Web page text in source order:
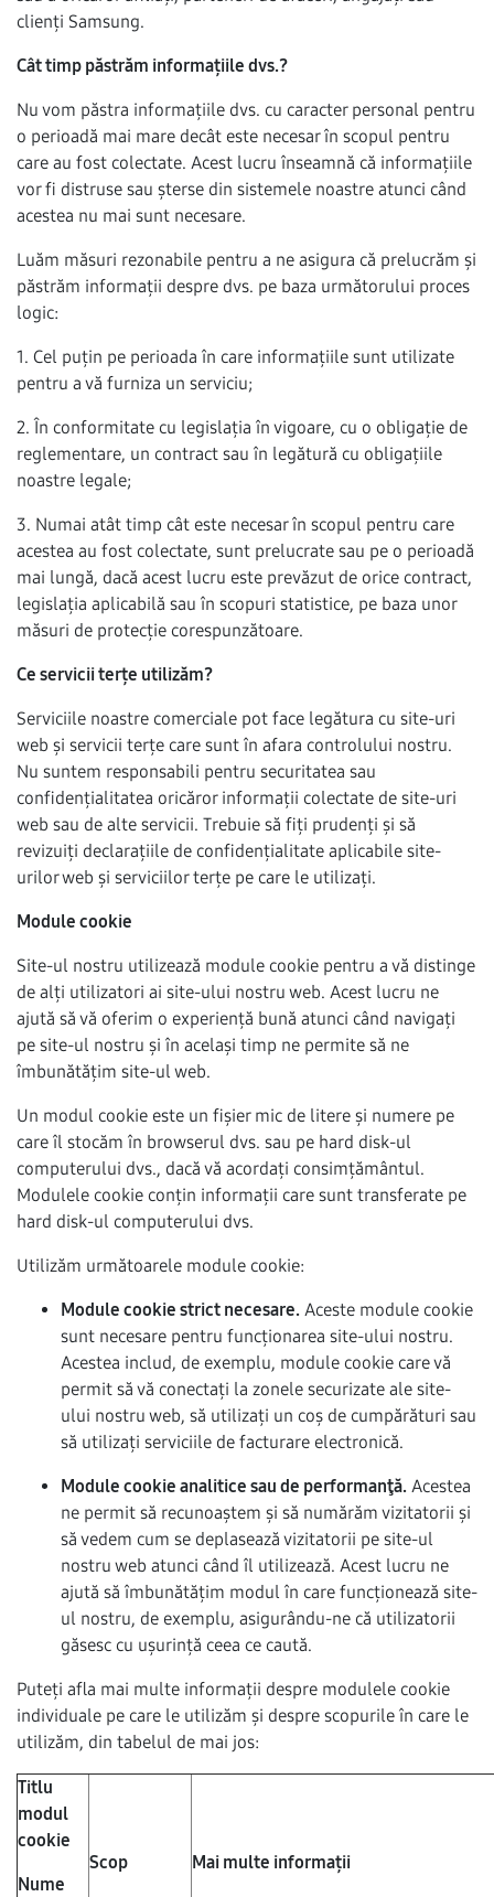
clienți Samsung.
Cât timp păstrăm informațiile dvs.?
Nu vom păstra informațiile dvs. cu caracter personal pentru
o perioadă mai mare decât este necesar în scopul pentru
care au fost colectate. Acest lucru înseamnă că informațiile
vor fi distruse sau șterse din sistemele noastre atunci când
acestea nu mai sunt necesare.
Luăm măsuri rezonabile pentru a ne asigura că prelucrăm și
păstrăm informații despre dvs. pe baza următorului proces
logic:
1. Cel puțin pe perioada în care informațiile sunt utilizate
pentru a vă furniza un serviciu;
2. În conformitate cu legislația în vigoare, cu o obligație de
reglementare, un contract sau în legătură cu obligațiile
noastre legale;
3. Numai atât timp cât este necesar în scopul pentru care
acestea au fost colectate, sunt prelucrate sau pe o perioadă
mai lungă, dacă acest lucru este prevăzut de orice contract,
legislația aplicabilă sau în scopuri statistice, pe baza unor
măsuri de protecție corespunzătoare.
Ce servicii terțe utilizăm?
Serviciile noastre comerciale pot face legătura cu site-uri
web și servicii terțe care sunt în afara controlului nostru.
Nu suntem responsabili pentru securitatea sau
confidențialitatea oricăror informații colectate de site-uri
web sau de alte servicii. Trebuie să fiți prudenți și să
revizuiți declarațiile de confidențialitate aplicabile site-
urilor web și serviciilor terțe pe care le utilizați.
Module cookie
Site-ul nostru utilizează module cookie pentru a vă distinge
de alți utilizatori ai site-ului nostru web. Acest lucru ne
ajută să vă oferim o experiență bună atunci când navigați
pe site-ul nostru și în același timp ne permite să ne
îmbunătățim site-ul web.
Un modul cookie este un fișier mic de litere și numere pe
care îl stocăm în browserul dvs. sau pe hard disk-ul
computerului dvs., dacă vă acordați consimțământul.
Modulele cookie conțin informații care sunt transferate pe
hard disk-ul computerului dvs.
Utilizăm următoarele module cookie:
Module cookie strict necesare. Aceste module cookie
sunt necesare pentru funcționarea site-ului nostru.
Acestea includ, de exemplu, module cookie care vă
permit să vă conectați la zonele securizate ale site-
ului nostru web, să utilizați un coș de cumpărături sau
să utilizați serviciile de facturare electronică.
Module cookie analitice sau de performanţă. Acestea
ne permit să recunoaștem și să numărăm vizitatorii și
să vedem cum se deplasează vizitatorii pe site-ul
nostru web atunci când îl utilizează. Acest lucru ne
ajută să îmbunătățim modul în care funcționează site-
ul nostru, de exemplu, asigurându-ne că utilizatorii
găsesc cu ușurință ceea ce caută.
Puteți afla mai multe informații despre modulele cookie
individuale pe care le utilizăm și despre scopurile în care le
utilizăm, din tabelul de mai jos:
Titlu
modul
cookie
Nume
Scop Mai multe informații